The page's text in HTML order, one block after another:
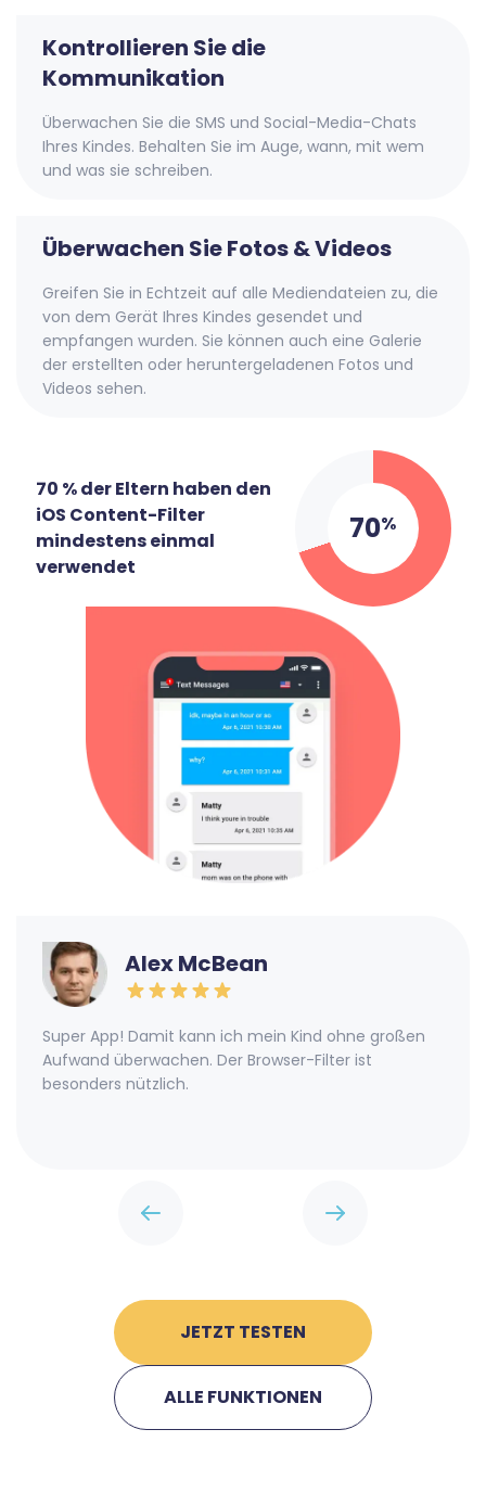
Kontrollieren Sie die
Kommunikation
Überwachen Sie die SMS und Social-Media-Chats
Ihres Kindes. Behalten Sie im Auge, wann, mit wem
und was sie schreiben.
Überwachen Sie Fotos & Videos
Greifen Sie in Echtzeit auf alle Mediendateien zu, die
von dem Gerät Ihres Kindes gesendet und
empfangen wurden. Sie können auch eine Galerie
der erstellten oder heruntergeladenen Fotos und
Videos sehen.
70 % der Eltern haben den
iOS Content-Filter
mindestens einmal
verwendet
70%
Alex McBean
Super App! Damit kann ich mein Kind ohne großen
Aufwand überwachen. Der Browser-Filter ist
besonders nützlich.
JETZT TESTEN
ALLE FUNKTIONEN